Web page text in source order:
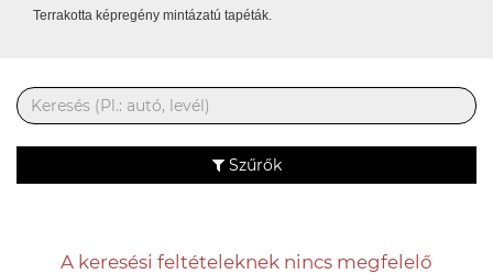
Terrakotta képregény mintázatú tapéták.
Szűrők
A keresési feltételeknek nincs megfelelő